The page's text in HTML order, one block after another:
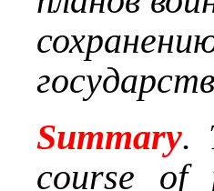
Summary.
course of